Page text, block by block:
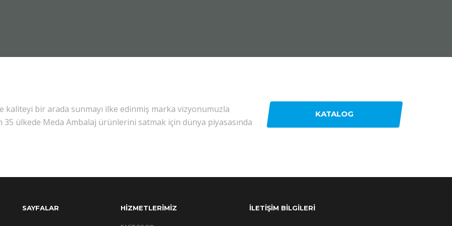
kaliteyi bir arada sunmayı ilke edinmiş marka vizyonumuzla
ülkede Meda Ambalaj ürünlerini satmak için dünya piyasasında
KATALOG
SAYFALAR HİZMETLERİMİZ İLETİŞİM BİLGİLERİ